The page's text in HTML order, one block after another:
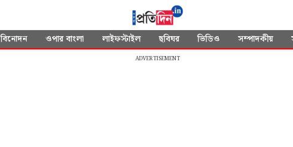
বিনোদন ওপার বাংলা লাইফস্টাইল ছবিঘর ভিডিও সম্পাদকীয়
ADVERTISEMENT